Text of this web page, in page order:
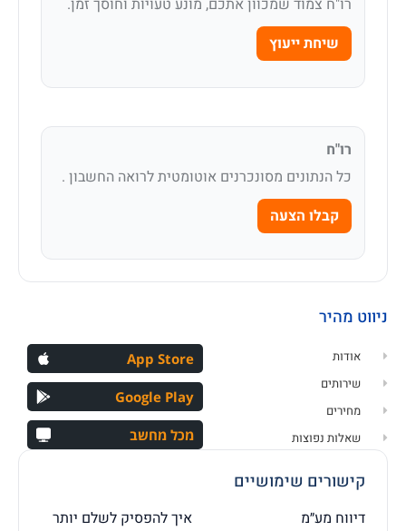
רו"ח צמוד שמכוון אתכם, מונע טעויות וחוסך זמן.
שיחת ייעוץ
רו"ח
כל הנתונים מסונכרנים אוטומטית לרואה החשבון .
קבלו הצעה
ניווט מהיר
אודות
שירותים
מחירים
שאלות נפוצות
App Store
Google Play
מכל מחשב
קישורים שימושיים
דיווח מע״מ
איך להפסיק לשלם יותר